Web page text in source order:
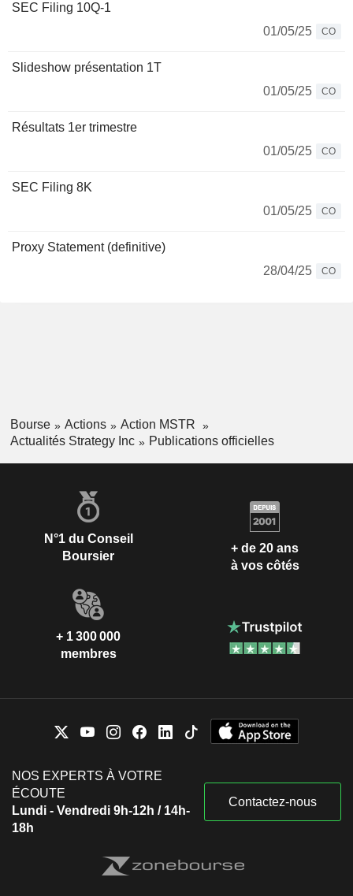
SEC Filing 10Q-1
01/05/25
CO
Slideshow présentation 1T
01/05/25
CO
Résultats 1er trimestre
01/05/25
CO
SEC Filing 8K
01/05/25
CO
Proxy Statement (definitive)
28/04/25
CO
Bourse Actions
Action MSTR
Actualités Strategy Inc
Publications officielles
N°1 du Conseil
Boursier
+ de 20 ans
à vos côtés
+ 1 300 000
membres
NOS EXPERTS À VOTRE
ÉCOUTE
Lundi - Vendredi 9h-12h / 14h-
18h
Contactez-nous